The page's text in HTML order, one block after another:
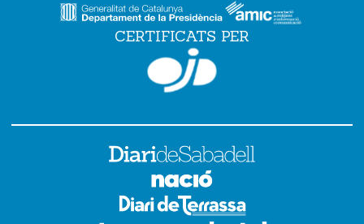
CERTIFICATS PER